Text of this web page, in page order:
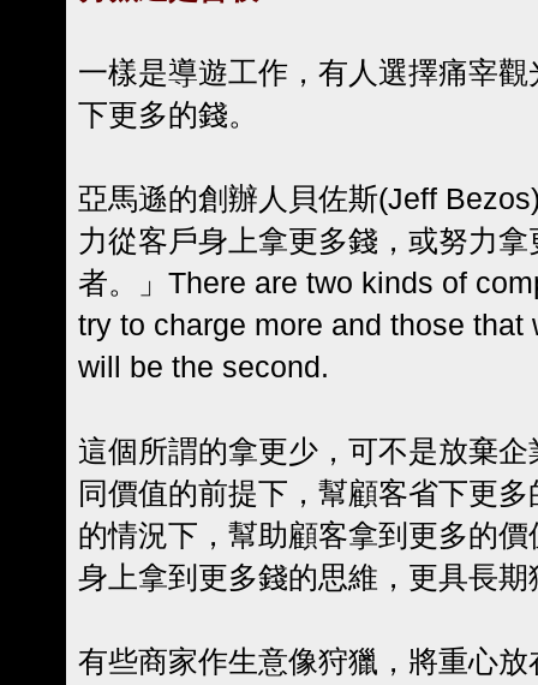
一樣是導遊工作，有人選擇痛宰
下更多的錢。
亞馬遜的創辦人貝佐斯(Jeff
力從客戶身上拿更多錢，或努力
者。」There are two kinds of
try to charge more and those
will be the second.
這個所謂的拿更少，可不是放棄
同價值的前提下，幫顧客省下更
的情況下，幫助顧客拿到更多的
身上拿到更多錢的思維，更具長期
有些商家作生意像狩獵，將重心